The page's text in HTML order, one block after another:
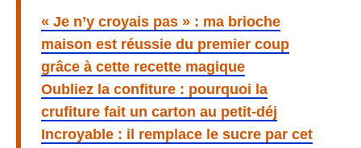
« Je n’y croyais pas » : ma brioche
maison est réussie du premier coup
grâce à cette recette magique
Oubliez la confiture : pourquoi la
crufiture fait un carton au petit-déj
Incroyable : il remplace le sucre par cet